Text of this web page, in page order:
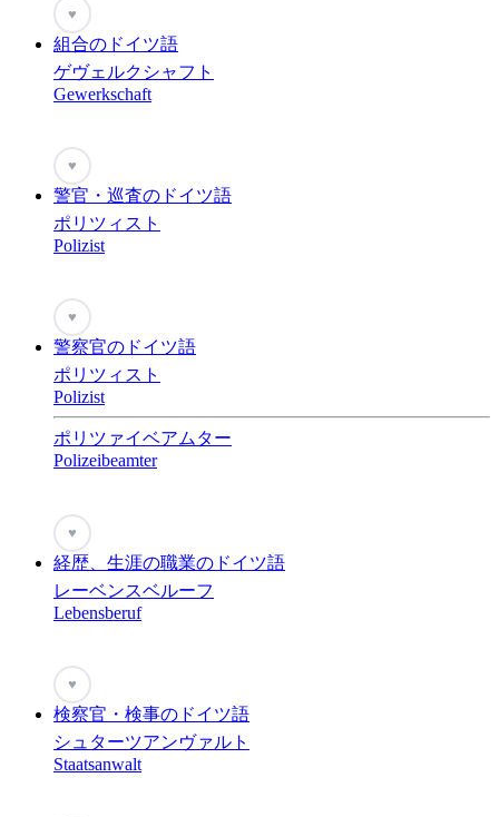
♥
組合のドイツ語
ゲヴェルクシャフト
Gewerkschaft
♥
警官・巡査のドイツ語
ポリツィスト
Polizist
♥
警察官のドイツ語
ポリツィスト
Polizist
ポリツァイベアムター
Polizeibeamter
♥
経歴、生涯の職業のドイツ語
レーベンスベルーフ
Lebensberuf
♥
検察官・検事のドイツ語
シュターツアンヴァルト
Staatsanwalt